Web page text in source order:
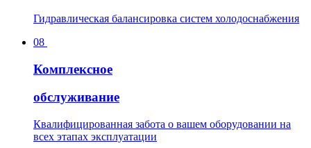
Гидравлическая балансировка систем холодоснабжения
08
Комплексное
обслуживание
Квалифицированная забота о вашем оборудовании на
всех этапах эксплуатации